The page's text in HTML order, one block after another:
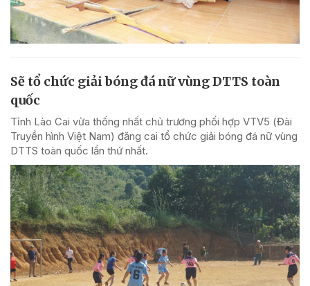
Sẽ tổ chức giải bóng đá nữ vùng DTTS toàn
quốc
Tỉnh Lào Cai vừa thống nhất chủ trương phối hợp VTV5 (Đài
Truyền hình Việt Nam) đăng cai tổ chức giải bóng đá nữ vùng
DTTS toàn quốc lần thứ nhất.